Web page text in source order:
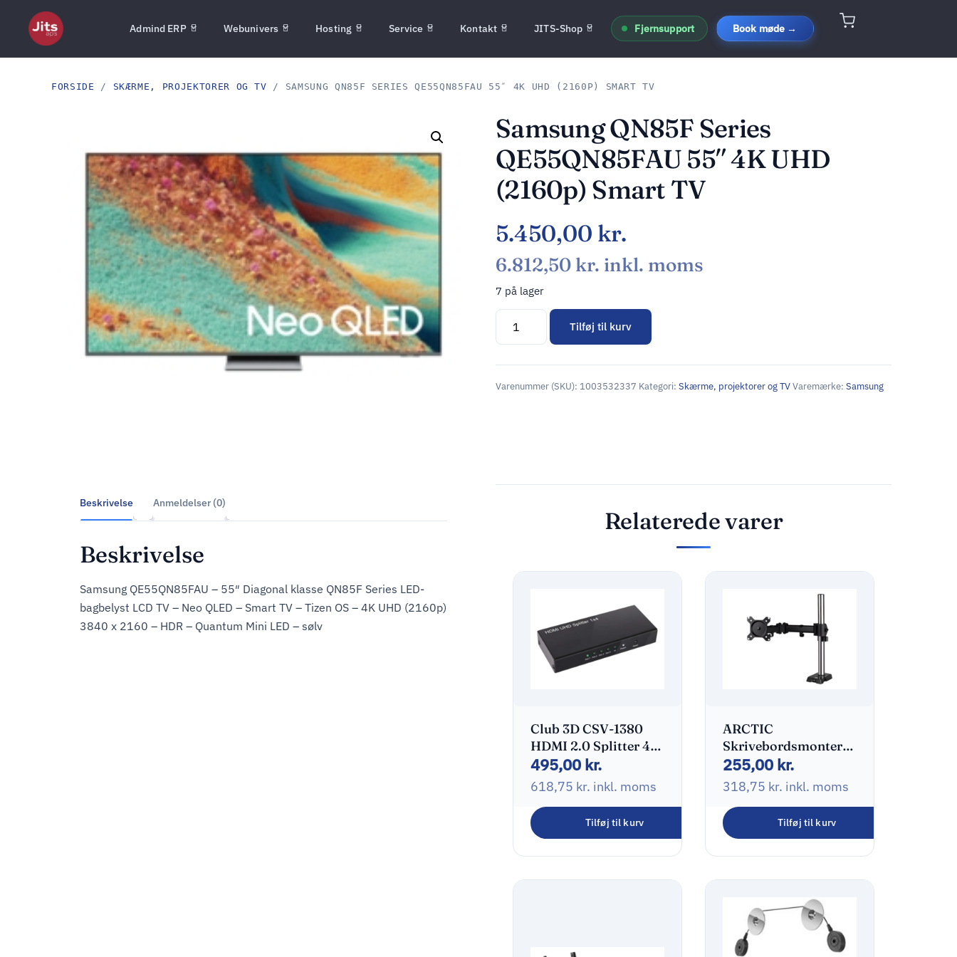
Admind ERP Webunivers Hosting Service Kontakt JITS-Shop Fjernsupport Book møde →
FORSIDE / SKÆRME, PROJEKTORER OG TV / SAMSUNG QN85F SERIES QE55QN85FAU 55″ 4K UHD (2160P) SMART TV
Samsung QN85F Series
QE55QN85FAU 55″ 4K UHD
(2160p) Smart TV
5.450,00 kr.
6.812,50 kr. inkl. moms
7 på lager
Tilføj til kurv
Alternative:
Varenummer (SKU): 1003532337 Kategori: Skærme, projektorer og TVVaremærke: Samsung
Beskrivelse Anmeldelser (0)
Beskrivelse
Samsung QE55QN85FAU – 55″ Diagonal klasse QN85F Series LED-
bagbelyst LCD TV – Neo QLED – Smart TV – Tizen OS – 4K UHD (2160p)
3840 x 2160 – HDR – Quantum Mini LED – sølv
Relaterede varer
Club 3D CSV-1380
HDMI 2.0 Splitter 4
porte
495,00 kr.
618,75 kr. inkl. moms
Tilføj til kurv
ARCTIC
Skrivebordsmontering
LCD display Up to 34″
/ 38′ (ultra-wide)
255,00 kr.
318,75 kr. inkl. moms
Tilføj til kurv